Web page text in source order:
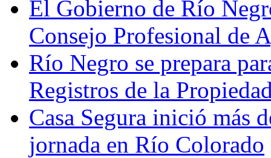
El Gobierno de Río
Consejo Profesional de
Río Negro se prepara
Registros de la
Casa Segura inició más
jornada en Río Colorado